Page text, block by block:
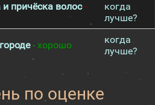
причёска волос-
когда
лучше?
- хорошо
когда
лучше?
по оценке